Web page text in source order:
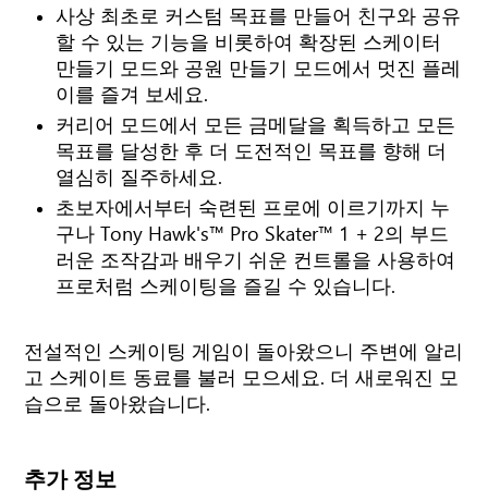
사상 최초로 커스텀 목표를 만들어 친구와 공유
할 수 있는 기능을 비롯하여 확장된 스케이터
만들기 모드와 공원 만들기 모드에서 멋진 플레
이를 즐겨 보세요.
커리어 모드에서 모든 금메달을 획득하고 모든
목표를 달성한 후 더 도전적인 목표를 향해 더
열심히 질주하세요.
초보자에서부터 숙련된 프로에 이르기까지 누
구나 Tony Hawk's™ Pro Skater™ 1 + 2의 부드
러운 조작감과 배우기 쉬운 컨트롤을 사용하여
프로처럼 스케이팅을 즐길 수 있습니다.
전설적인 스케이팅 게임이 돌아왔으니 주변에 알리
고 스케이트 동료를 불러 모으세요. 더 새로워진 모
습으로 돌아왔습니다.
추가 정보